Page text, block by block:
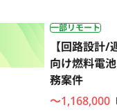
一部リモート
【回路設計
向け燃料電
務案件
〜1,168,000